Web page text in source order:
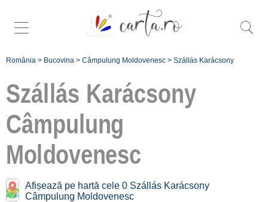
România > Bucovina > Câmpulung Moldovenesc > Szállás Karácsony
Szállás Karácsony
Câmpulung
Moldovenesc
Afișează pe hartă cele 0 Szállás Karácsony
Câmpulung Moldovenesc
Karácsony közelében
Câmpulung Moldovenesc:
[2 offers hogy 9.1 km]